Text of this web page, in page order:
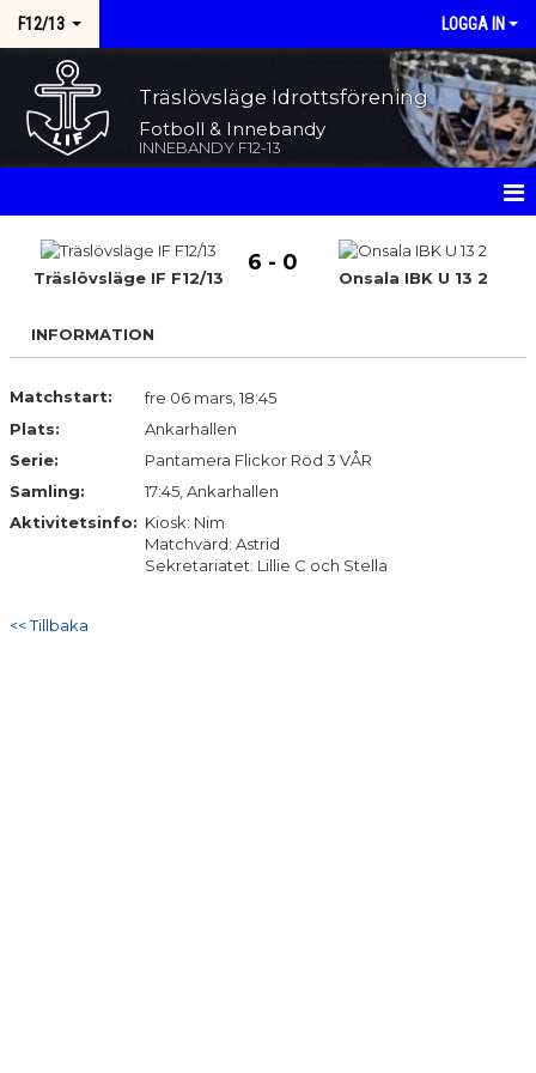
F12/13 LOGGA IN
Träslövsläge Idrottsförening
Fotboll & Innebandy
INNEBANDY F12-13
HEM
KALENDER
MATCHER
BILDGALLERI
Träslövsläge IF F12/13
6 - 0
Onsala IBK U 13 2
INFORMATION
Matchstart:
fre 06 mars, 18:45
Plats:
Ankarhallen
Serie:
Pantamera Flickor Röd 3 VÅR
Samling:
17:45, Ankarhallen
Aktivitetsinfo: Kiosk: Nim
Matchvärd: Astrid
Sekretariatet: Lillie C och Stella
<< Tillbaka